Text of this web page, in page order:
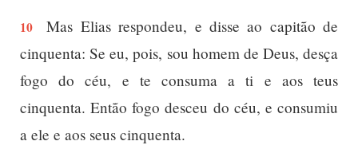
10
Mas Elias respondeu, e disse ao capitão de
cinquenta: Se eu, pois, sou homem de Deus, desça
fogo do céu, e te consuma a ti e aos teus
cinquenta. Então fogo desceu do céu, e consumiu
a ele e aos seus cinquenta.